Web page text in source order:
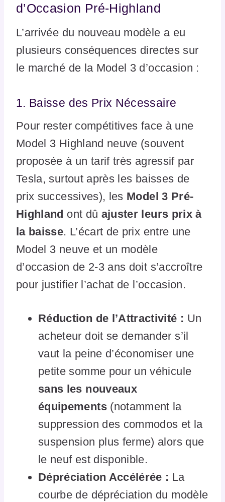
d’Occasion Pré-Highland
L’arrivée du nouveau modèle a eu
plusieurs conséquences directes sur
le marché de la Model 3 d’occasion :
1. Baisse des Prix Nécessaire
Pour rester compétitives face à une
Model 3 Highland neuve (souvent
proposée à un tarif très agressif par
Tesla, surtout après les baisses de
prix successives), les Model 3 Pré-
Highland ont dû ajuster leurs prix à
la baisse. L’écart de prix entre une
Model 3 neuve et un modèle
d’occasion de 2-3 ans doit s’accroître
pour justifier l’achat de l’occasion.
Réduction de l’Attractivité : Un
acheteur doit se demander s’il
vaut la peine d’économiser une
petite somme pour un véhicule
sans les nouveaux
équipements(notamment la
suppression des commodos et la
suspension plus ferme) alors que
le neuf est disponible.
Dépréciation Accélérée : La
courbe de dépréciation du modèle